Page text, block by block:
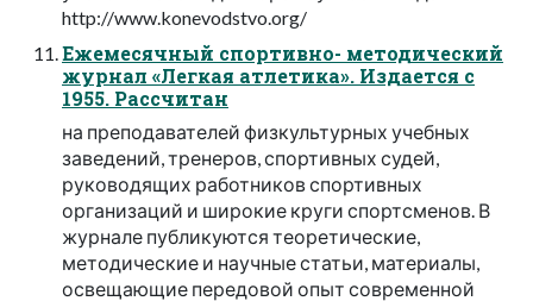
http://www.konevodstvo.org/
Ежемесячный спортивно- методический
журнал «Легкая атлетика». Издается с
1955. Рассчитан
на преподавателей физкультурных учебных
заведений, тренеров, спортивных судей,
руководящих работников спортивных
организаций и широкие круги спортсменов. В
журнале публикуются теоретические,
методические и научные статьи, материалы,
освещающие передовой опыт современной